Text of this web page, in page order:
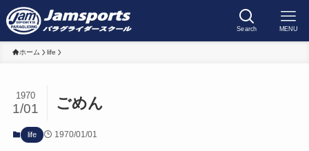
Search MENU
ホーム life
ごめん
1970
1/01
life 1970/01/01